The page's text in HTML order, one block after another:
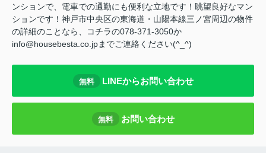
ンションで、電車での通勤にも便利な立地です！眺望良好なマン
ションです！神戸市中央区の東海道・山陽本線三ノ宮周辺の物件
の詳細のことなら、コチラの078-371-3050か
info@housebesta.co.jpまでご連絡ください(^_^)
無料 LINEからお問い合わせ
無料 お問い合わせ